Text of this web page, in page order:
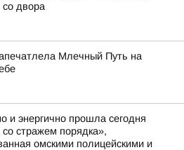
двора
Млечный Путь на
и энергично прошла сегодня
стражем порядка»,
омскими полицейскими и